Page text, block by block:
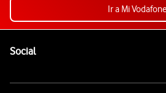
Ir a Mi
SocialEnlaces a las redes sociales de